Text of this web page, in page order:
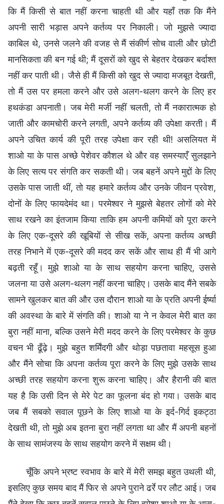
कि मैं किसी से बात नहीं करना चाहती थी और यहाँ तक कि मैंने
अपनी सारी भड़ास अपने कर्तव्य पर निकाली। जो मुझसे ज्यादा
काबिल थे, उनसे जलने की वजह से मैं संकीर्ण सोच वाली और छोटी
मानसिकता की बन गई थी; मैं दूसरों को खुद से बेहतर देखकर बर्दाश्त
नहीं कर पाती थी। जैसे ही मैं किसी को खुद से ज्यादा मजबूत देखती,
तो मैं उस पर हमला करने और उसे अलग-थलग करने के लिए हर
हथकंडा अपनाती। जब मेरी मर्जी नहीं चलती, तो मैं नकारात्मक हो
जाती और कामचोरी करने लगती, अपने कर्तव्य की उपेक्षा करती। मैं
अपने उचित कार्य की पूरी तरह उपेक्षा कर रही थी! असलियत में
शाओ या के पास अच्छे पेशेवर कौशल थे और वह समस्याएँ सुलझाने
के लिए सत्य पर संगति कर सकती थी। जब बहनें अपने मुद्दों के लिए
उसके पास जाती थीं, तो यह हमारे कर्तव्य और उनके जीवन प्रवेश,
दोनों के लिए फायदेमंद था। परमेश्वर ने मुझसे बेहतर लोगों को मेरे
साथ रखने का इंतजाम किया ताकि हम अपनी कमियों को पूरा करने
के लिए एक-दूसरे की खूबियों से सीख सकें, अपना कर्तव्य अच्छी
तरह निभाने में एक-दूसरे की मदद कर सकें और साथ ही मैं भी आगे
बढ़ती रहूँ। मुझे शाओ या के साथ सहयोग करना चाहिए, उससे
जलना या उसे अलग-थलग नहीं करना चाहिए। उसके बाद मैंने सबके
सामने खुलकर बात की और उस दौरान शाओ या के प्रति अपनी ईर्ष्या
की अवस्था के बारे में संगति की। शाओ या ने न केवल मेरी बात का
बुरा नहीं माना, बल्कि उसने मेरी मदद करने के लिए परमेश्वर के कुछ
वचन भी ढूँढ़े। मुझे बहुत शर्मिंदगी और थोड़ा पछतावा महसूस हुआ
और मैंने सोचा कि अपना कर्तव्य पूरा करने के लिए मुझे उसके साथ
अच्छी तरह सहयोग करना शुरू करना चाहिए। और हैरानी की बात
यह है कि उसी दिन से मेरे पेट का फूलना बंद हो गया। उसके बाद
जब मैं सबको सवाल पूछने के लिए शाओ या के इर्द-गिर्द इकट्ठा
देखती थी, तो मुझे अब इतना बुरा नहीं लगता था और मैं अपनी बहनों
के साथ सामंजस्य के साथ सहयोग करने में सक्षम थी।
चूँकि अपने भ्रष्ट स्वभाव के बारे में मेरी समझ बहुत उथली थी,
इसलिए कुछ समय बाद मैं फिर से अपने पुराने ढर्रे पर लौट आई। जब